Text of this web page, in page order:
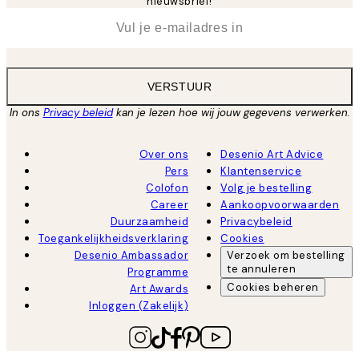
VERSTUUR
In ons Privacy beleidkan je lezen hoe wij jouw gegevens verwerken.
Over ons
Pers
Colofon
Career
Duurzaamheid
Toegankelijkheidsverklaring
Desenio Ambassador
Programme
Art Awards
Inloggen (Zakelijk)
Desenio Art Advice
Klantenservice
Volg je bestelling
Aankoopvoorwaarden
Privacybeleid
Cookies
Verzoek om bestelling
te annuleren
Cookies beheren